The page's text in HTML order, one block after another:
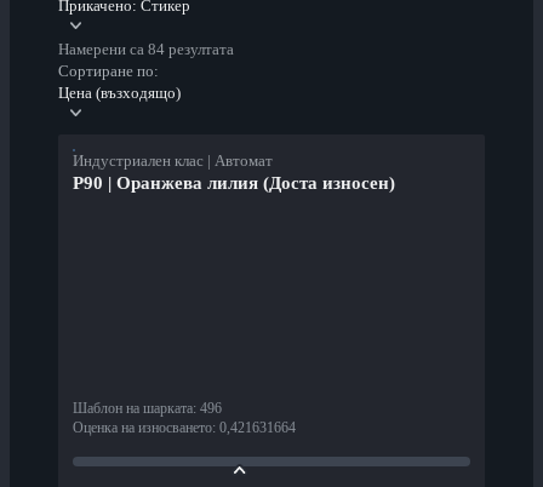
Прикачено: Стикер
Намерени са 84 резултата
Сортиране по:
Цена (възходящо)
Индустриален клас | Автомат
P90 | Оранжева лилия (Доста износен)
Шаблон на шарката: 496
Оценка на износването: 0,421631664